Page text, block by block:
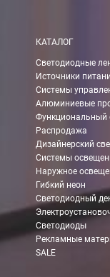
Вы можете
В Москве
БЕСПЛАТНАЯ
При заказе
В Москве и МО
При заказе от
При заказе
В Санкт-
КАТАЛОГ
Светодиодные
Источники
Системы
Алюминиевые
Функциональный
Распродажа
Дизайнерский
Системы
Наружное
Гибкий неон
Светодиодный
Светодиоды
Рекламные
SALE